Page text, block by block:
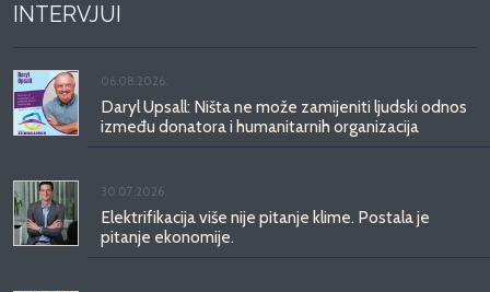
INTERVJUI
06.08.2026.
Daryl Upsall: Ništa ne može zamijeniti ljudski odnos
između donatora i humanitarnih organizacija
30.07.2026.
Elektrifikacija više nije pitanje klime. Postala je
pitanje ekonomije.